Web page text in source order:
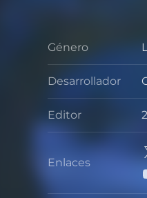
Género
Desarrollador
Editor
Enlaces